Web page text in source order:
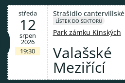
středa
12
srpen
2026
19:30
Strašidlo cantervillské
LÍSTEK DO SEKTORU
Park zámku Kinských
Valašské
Meziřící